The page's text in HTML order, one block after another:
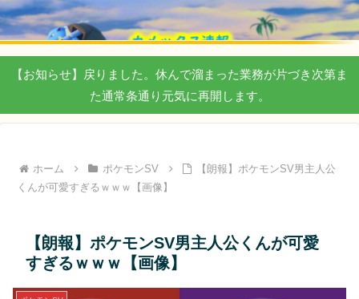
【お知らせ】戻りました。休んで溜まった業務が片づき次第ま
た通常条通り元気に再開します。
ホーム ポケモンSV
【朗報】ポケモンSV男主人公
くんが可愛すぎるｗｗｗ【画像】
【朗報】ポケモンSV男主人公くんが可愛
すぎるｗｗｗ【画像】